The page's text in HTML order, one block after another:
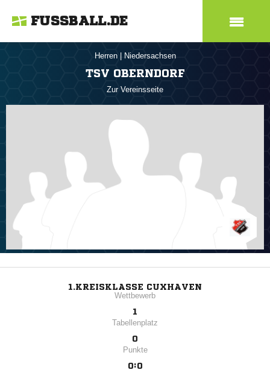
FUSSBALL.DE
Herren Niedersachsen
TSV OBERNDORF
Zur Vereinsseite
1.KREISKLASSE CUXHAVEN
Wettbewerb
1
Tabellenplatz
0
Punkte
0:0